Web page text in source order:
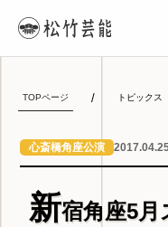
TOPページ トピックス
心斎橋角座公演
新宿角座5